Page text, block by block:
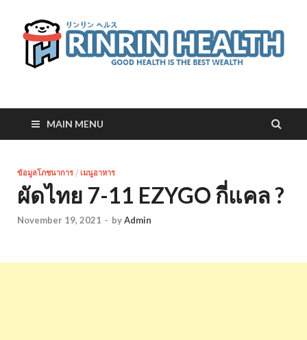
RinRin Health
MAIN MENU
ข้อมูลโภชนาการ / เมนูอาหาร
ผัดไทย 7-11 EZYGO กี่แคล ?
November 19, 2021 - byAdmin